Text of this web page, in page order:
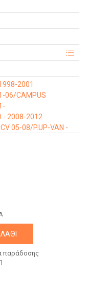
2001
06/CAMPUS
- 2008-2012
05-08/P.UP-VAN -
- 2008-2012
παράδοσης